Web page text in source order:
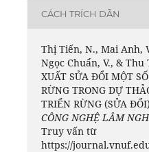
CÁCH TRÍCH DẪN
Thị Tiến, N., Mai Anh,
Ngọc Chuẩn, V., &
XUẤT SỬA ĐỔI MỘT
RỪNG TRONG DỰ
TRIỂN RỪNG (SỬA
CÔNG NGHỆ LÂM
Truy vấn từ
https://